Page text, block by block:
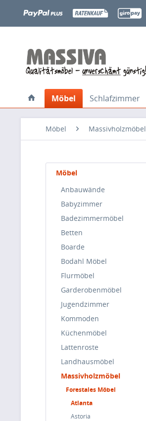
Möbel Schlafzimmer
Möbel Massivholzmöbel
Möbel
Anbauwände
Babyzimmer
Badezimmermöbel
Betten
Boarde
Bodahl Möbel
Flurmöbel
Garderobenmöbel
Jugendzimmer
Kommoden
Küchenmöbel
Lattenroste
Landhausmöbel
Massivholzmöbel
Forestales Möbel
Atlanta
Astoria